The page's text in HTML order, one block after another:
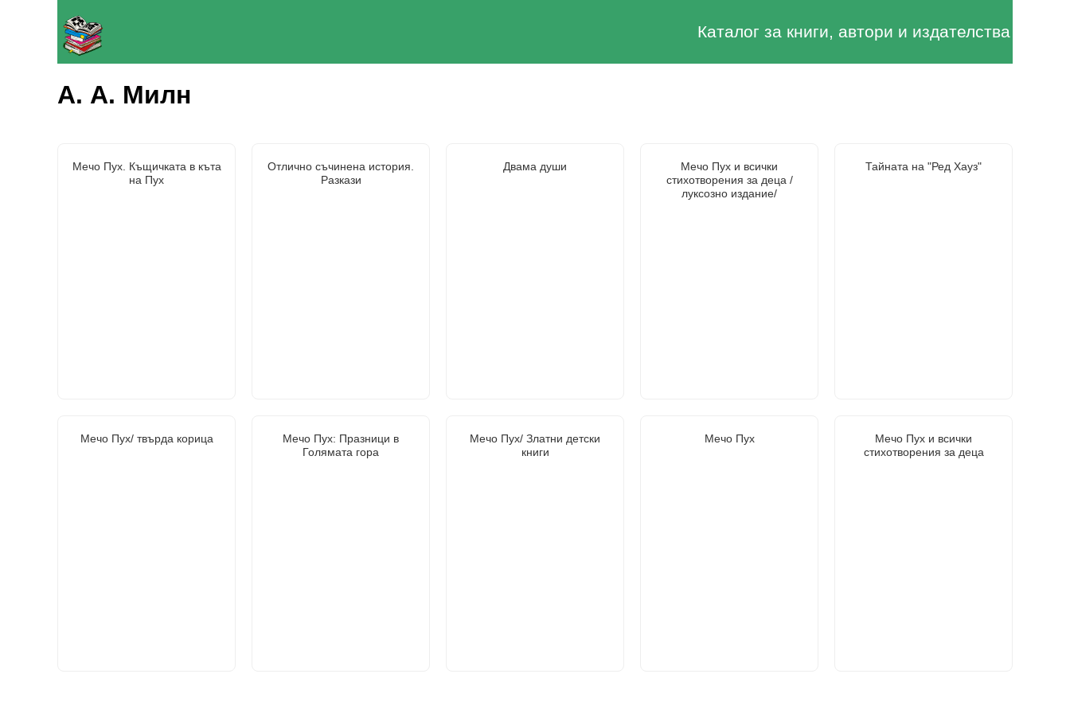
Каталог за книги, автори и издателства
А. А. Милн
Мечо Пух. Къщичката в къта
на Пух
Отлично съчинена история.
Разкази
Двама души
Мечо Пух и всички
стихотворения за деца /
луксозно издание/
Тайната на "Ред Хауз"
Мечо Пух/ твърда корица
Мечо Пух: Празници в
Голямата гора
Мечо Пух/ Златни детски
книги
Мечо Пух
Мечо Пух и всички
стихотворения за деца